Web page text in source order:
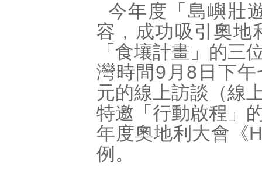
今年度「島嶼壯
容，成功吸引奧地
「食壤計畫」的三
灣時間9月8日下
元的線上訪談（線
特邀「行動啟程」
年度奧地利大會《
例。